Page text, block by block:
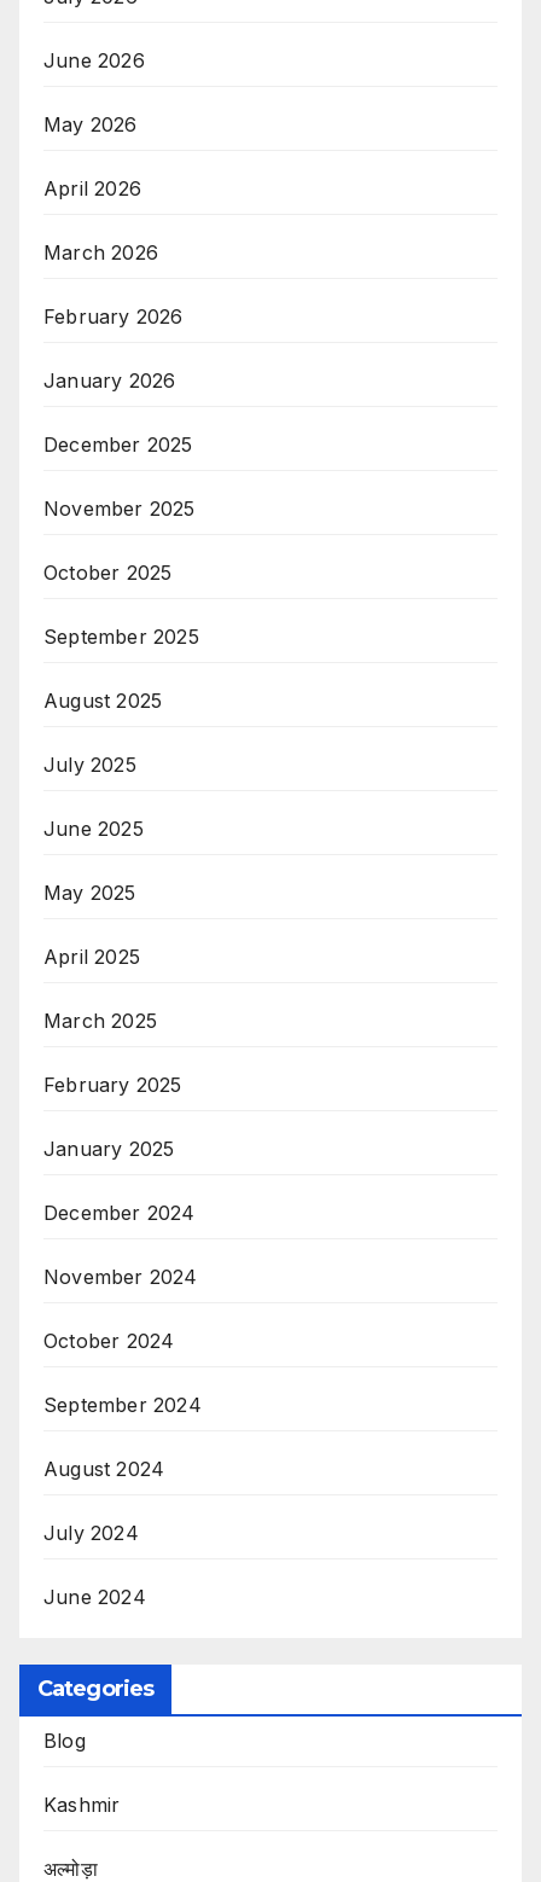
June 2026
May 2026
April 2026
March 2026
February 2026
January 2026
December 2025
November 2025
October 2025
September 2025
August 2025
July 2025
June 2025
May 2025
April 2025
March 2025
February 2025
January 2025
December 2024
November 2024
October 2024
September 2024
August 2024
July 2024
June 2024
Categories
Blog
Kashmir
अल्मोड़ा